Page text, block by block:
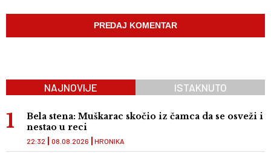
NAJNOVIJE ISTAKNUTO
Bela stena: Muškarac skočio iz čamca da se osveži i
nestao u reci
HRONIKA
22:32 08.08.2026